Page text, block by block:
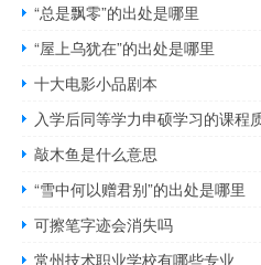
“总是飘零”的出处是哪里
“屋上乌犹在”的出处是哪里
十大电影小品剧本
入学后同等学力申硕学习的课程
敲木鱼是什么意思
“雪中何以赠君别”的出处是哪里
可擦笔字迹会消失吗
常州技术职业学校有哪些专业